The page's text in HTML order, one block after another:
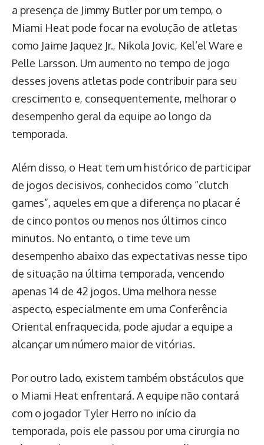
a presença de Jimmy Butler por um tempo, o
Miami Heat pode focar na evolução de atletas
como Jaime Jaquez Jr., Nikola Jovic, Kel’el Ware e
Pelle Larsson. Um aumento no tempo de jogo
desses jovens atletas pode contribuir para seu
crescimento e, consequentemente, melhorar o
desempenho geral da equipe ao longo da
temporada.
Além disso, o Heat tem um histórico de participar
de jogos decisivos, conhecidos como “clutch
games”, aqueles em que a diferença no placar é
de cinco pontos ou menos nos últimos cinco
minutos. No entanto, o time teve um
desempenho abaixo das expectativas nesse tipo
de situação na última temporada, vencendo
apenas 14 de 42 jogos. Uma melhora nesse
aspecto, especialmente em uma Conferência
Oriental enfraquecida, pode ajudar a equipe a
alcançar um número maior de vitórias.
Por outro lado, existem também obstáculos que
o Miami Heat enfrentará. A equipe não contará
com o jogador Tyler Herro no início da
temporada, pois ele passou por uma cirurgia no